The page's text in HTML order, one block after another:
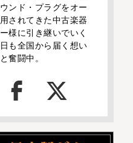
ンド・プラグをオー
されてきた中古楽器
様に引き継いでいく
も全国から届く想い
奮闘中。